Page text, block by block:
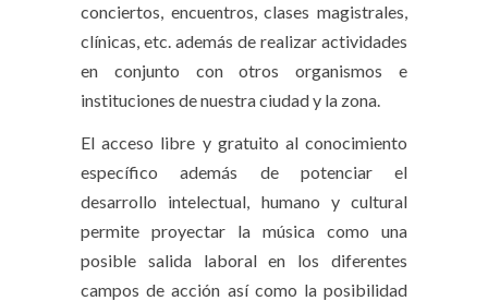
conciertos, encuentros, clases magistrales,
clínicas, etc. además de realizar actividades
en conjunto con otros organismos e
instituciones de nuestra ciudad y la zona.
El acceso libre y gratuito al conocimiento
específico además de potenciar el
desarrollo intelectual, humano y cultural
permite proyectar la música como una
posible salida laboral en los diferentes
campos de acción así como la posibilidad